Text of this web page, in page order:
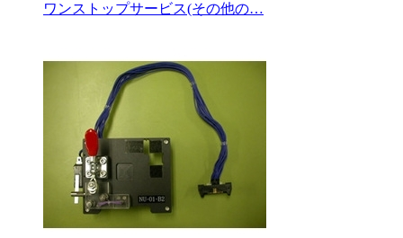
ワンストップサービス(その他の…